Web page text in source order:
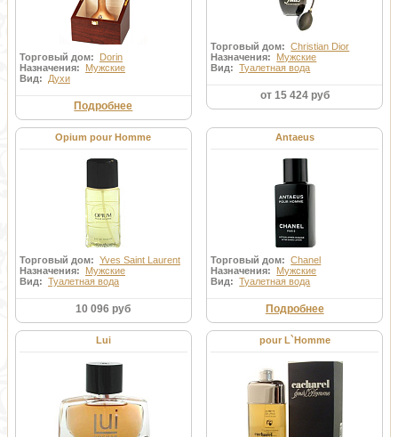
Торговый дом:
Dorin
Назначения: Мужские
Вид: Духи
Подробнее
Торговый дом:Christian Dior
Назначения: Мужские
Вид:Туалетная вода
от 15 424 руб
Opium pour Homme
Торговый дом: Yves Saint Laurent
Назначения: Мужские
Вид: Туалетная вода
10 096 руб
Antaeus
Торговый дом:Chanel
Назначения: Мужские
Вид:Туалетная вода
Подробнее
Lui pour L`Homme